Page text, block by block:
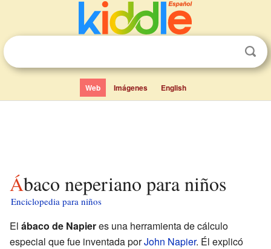
Web Imágenes English
Ábaco neperiano para niños
Enciclopedia para niños
El ábaco de Napieres una herramienta de cálculo
especial que fue inventada porJohn Napier. Él explicó